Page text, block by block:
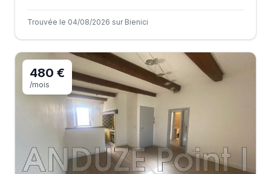
Trouvée le 04/08/2026 sur Bienici
480 €
/mois